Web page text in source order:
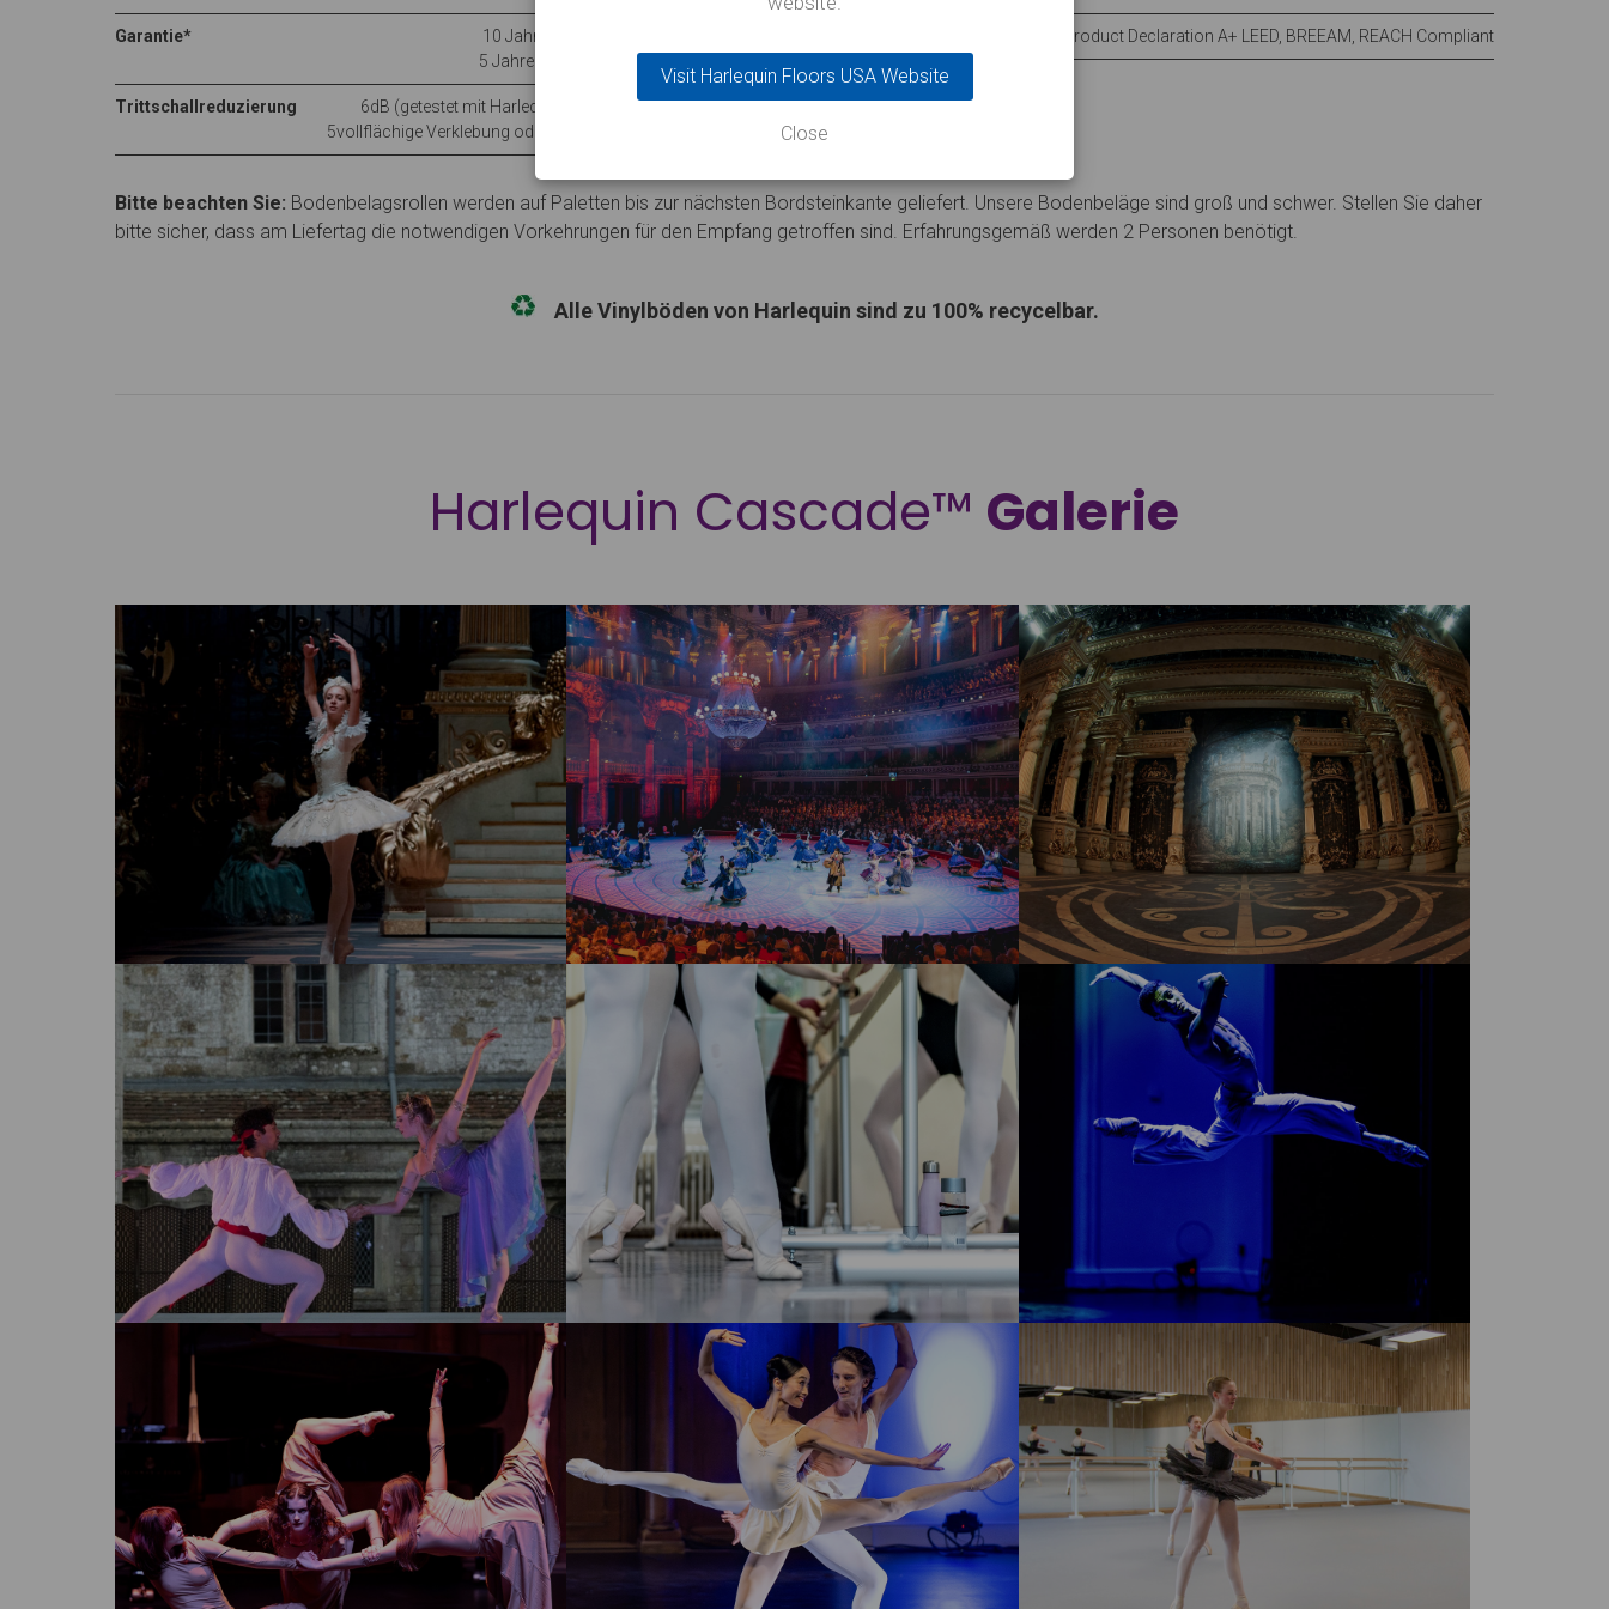
Garantie*
10 Jahre bei Installation durch Harlequin.
5 Jahre bei Installation durch den Kunden
Trittschallreduzierung
6dB (getestet mit Harlequin Activity Schwingboden 22dB)
5vollflächige Verklebung oder mobile Fixierung mit Klebeband
Environmental Product Declaration A+ LEED, BREEAM, REACH Compliant
Bitte beachten Sie: Bodenbelagsrollen werden auf Paletten bis zur nächsten Bordsteinkante geliefert. Unsere Bodenbeläge sind groß und schwer. Stellen Sie daher
bitte sicher, dass am Liefertag die notwendigen Vorkehrungen für den Empfang getroffen sind. Erfahrungsgemäß werden 2 Personen benötigt.
Alle Vinylböden von Harlequin sind zu 100% recycelbar.
Harlequin Cascade™ Galerie
Visit Harlequin Floors USA Website
Close